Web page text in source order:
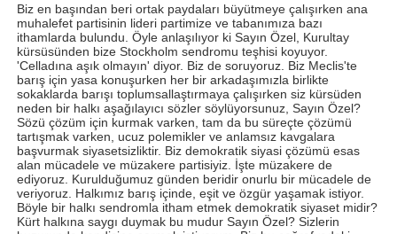
Biz en başından beri ortak paydaları büyütmeye çalışırken ana
muhalefet partisinin lideri partimize ve tabanımıza bazı
ithamlarda bulundu. Öyle anlaşılıyor ki Sayın Özel, Kurultay
kürsüsünden bize Stockholm sendromu teşhisi koyuyor.
'Celladına aşık olmayın' diyor. Biz de soruyoruz. Biz Meclis'te
barış için yasa konuşurken her bir arkadaşımızla birlikte
sokaklarda barışı toplumsallaştırmaya çalışırken siz kürsüden
neden bir halkı aşağılayıcı sözler söylüyorsunuz, Sayın Özel?
Sözü çözüm için kurmak varken, tam da bu süreçte çözümü
tartışmak varken, ucuz polemikler ve anlamsız kavgalara
başvurmak siyasetsizliktir. Biz demokratik siyasi çözümü esas
alan mücadele ve müzakere partisiyiz. İşte müzakere de
ediyoruz. Kurulduğumuz günden beridir onurlu bir mücadele de
veriyoruz. Halkımız barış içinde, eşit ve özgür yaşamak istiyor.
Böyle bir halkı sendromla itham etmek demokratik siyaset midir?
Kürt halkına saygı duymak bu mudur Sayın Özel? Sizlerin